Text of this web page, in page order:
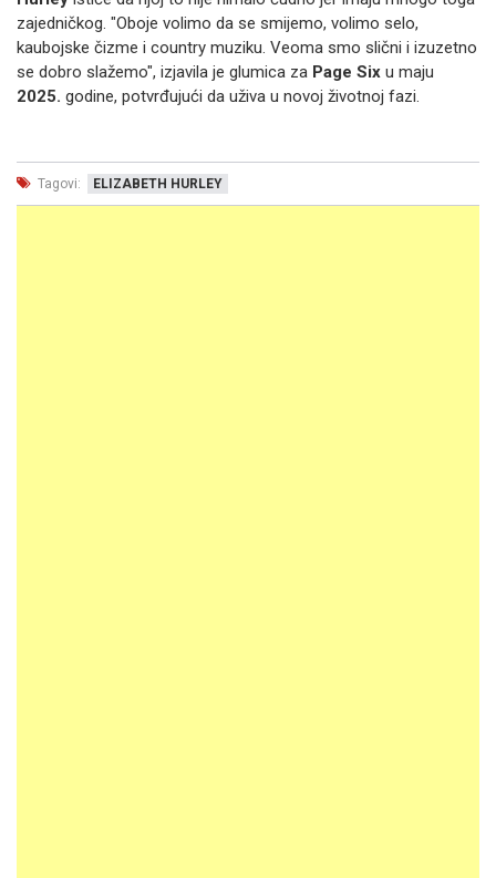
zajedničkog. "Oboje volimo da se smijemo, volimo selo,
kaubojske čizme i country muziku. Veoma smo slični i izuzetno
se dobro slažemo", izjavila je glumica za Page Six u maju
2025. godine, potvrđujući da uživa u novoj životnoj fazi.
Tagovi: ELIZABETH HURLEY